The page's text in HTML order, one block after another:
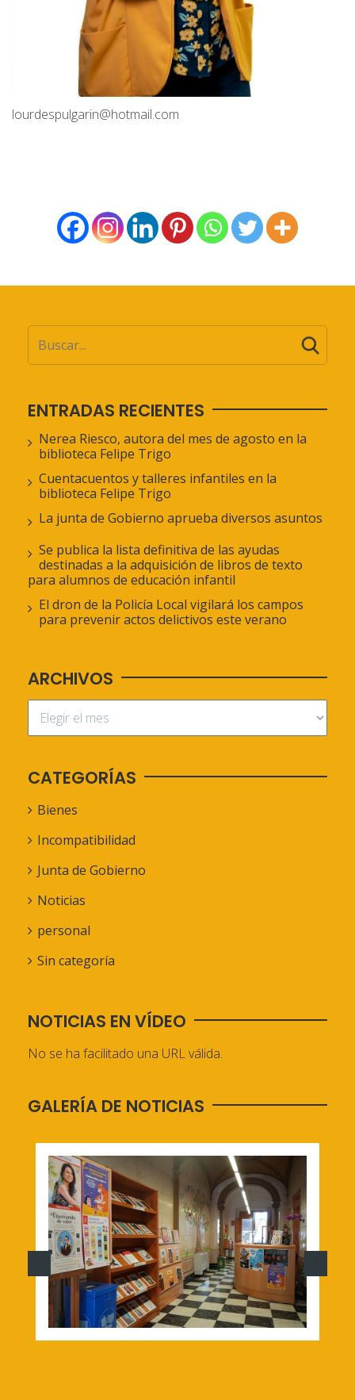
lourdespulgarin@hotmail.com
ENTRADAS RECIENTES
Nerea Riesco, autora del mes de agosto en la
biblioteca Felipe Trigo
Cuentacuentos y talleres infantiles en la
biblioteca Felipe Trigo
La junta de Gobierno aprueba diversos asuntos
Se publica la lista definitiva de las ayudas
destinadas a la adquisición de libros de texto
para alumnos de educación infantil
El dron de la Policía Local vigilará los campos
para prevenir actos delictivos este verano
ARCHIVOS
CATEGORÍAS
Bienes
Incompatibilidad
Junta de Gobierno
Noticias
personal
Sin categoría
NOTICIAS EN VÍDEO
No se ha facilitado una URL válida.
GALERÍA DE NOTICIAS